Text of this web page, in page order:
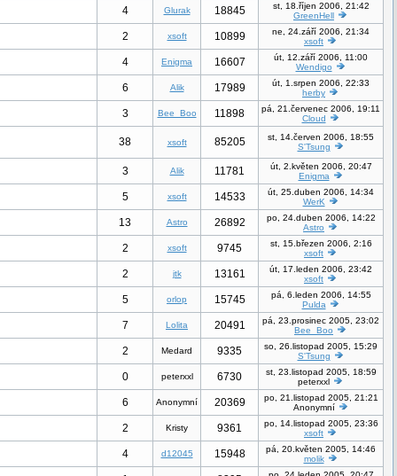
4 Glurak 18845
st, 18.říjen 2006, 21:42
GreenHell
2 xsoft 10899
ne, 24.září 2006, 21:34
xsoft
4 Enigma 16607
út, 12.září 2006, 11:00
Wendigo
6 Alik 17989
út, 1.srpen 2006, 22:33
herby
3 Bee_Boo 11898
pá, 21.červenec 2006, 19:11
Cloud
38 xsoft 85205
st, 14.červen 2006, 18:55
S'Tsung
3 Alik 11781
út, 2.květen 2006, 20:47
Enigma
5 xsoft 14533
út, 25.duben 2006, 14:34
WerK
13 Astro 26892
po, 24.duben 2006, 14:22
Astro
2 xsoft 9745
st, 15.březen 2006, 2:16
xsoft
2 jtk 13161
út, 17.leden 2006, 23:42
xsoft
5 orlop 15745
pá, 6.leden 2006, 14:55
Pulda
7 Lolita 20491
pá, 23.prosinec 2005, 23:02
Bee_Boo
2 Medard 9335
so, 26.listopad 2005, 15:29
S'Tsung
0 peterxxl 6730
st, 23.listopad 2005, 18:59
peterxxl
6 Anonymní 20369
po, 21.listopad 2005, 21:21
Anonymní
2 Kristy 9361
po, 14.listopad 2005, 23:36
xsoft
4 d12045 15948
pá, 20.květen 2005, 14:46
molik